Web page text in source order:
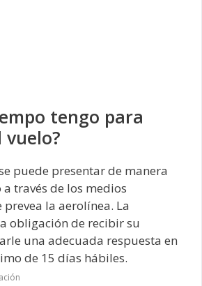
tengo para
vuelo?
puede presentar de manera
través de los medios
la aerolínea. La
obligación de recibir su
una adecuada respuesta en
de 15 días hábiles.